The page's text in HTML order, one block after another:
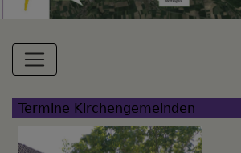
Hauptnavigation
Termine Kirchengemeinden